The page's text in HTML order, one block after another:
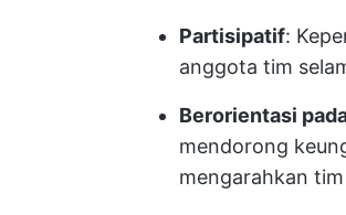
Partisipatif:
anggota tim
Berorientasi
mendorong
mengarahkan